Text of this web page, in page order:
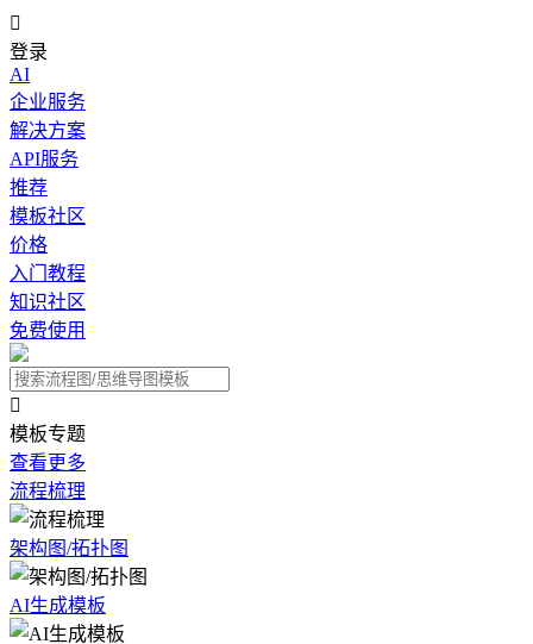

登录
AI
企业服务
解决方案
API服务
推荐
模板社区
价格
入门教程
知识社区
免费使用

模板专题
查看更多
流程梳理
架构图/拓扑图
AI生成模板